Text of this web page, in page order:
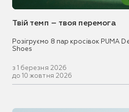
Твій темп – твоя перемога
Розігруємо 8 пар кросівок PUMA
Shoes
з 1 березня 2026
до 10 жовтня 2026